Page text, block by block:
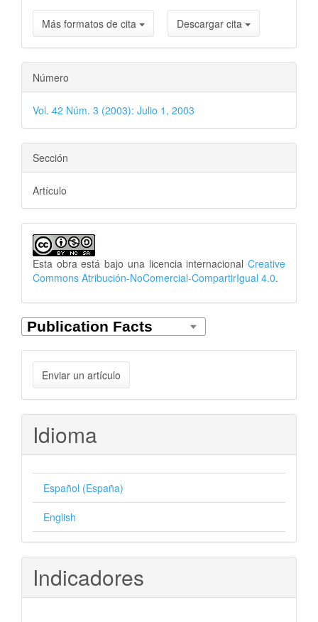
Más formatos de cita Descargar cita
Número
Vol. 42 Núm. 3 (2003): Julio 1, 2003
Sección
Artículo
Esta obra está bajo una licencia internacional Creative
Commons Atribución-NoComercial-CompartirIgual 4.0.
Enviar
un
artículo
Enviar un artículo
Idioma
Español (España)
English
Indicadores